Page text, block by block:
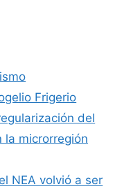
Frigerio
del
la microrregión
NEA volvió a ser